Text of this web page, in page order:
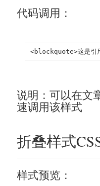
代码调用：
<blockquote>这是引
说明：可以在文
速调用该样式
折叠样式
样式预览：